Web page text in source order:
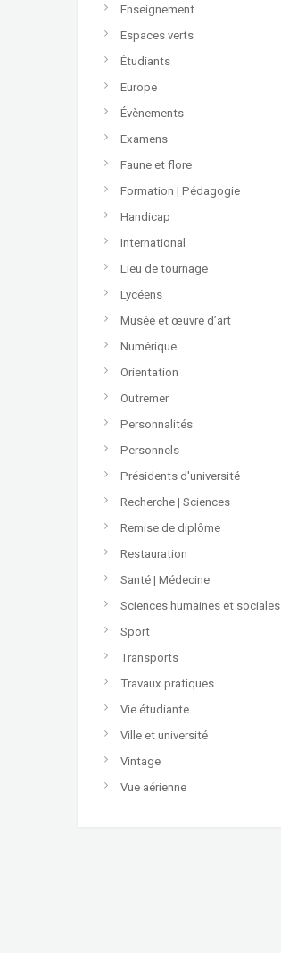
Enseignement
Espaces verts
Étudiants
Europe
Évènements
Examens
Faune et flore
Formation | Pédagogie
Handicap
International
Lieu de tournage
Lycéens
Musée et œuvre d’art
Numérique
Orientation
Outremer
Personnalités
Personnels
Présidents d'université
Recherche | Sciences
Remise de diplôme
Restauration
Santé | Médecine
Sciences humaines et sociales
Sport
Transports
Travaux pratiques
Vie étudiante
Ville et université
Vintage
Vue aérienne